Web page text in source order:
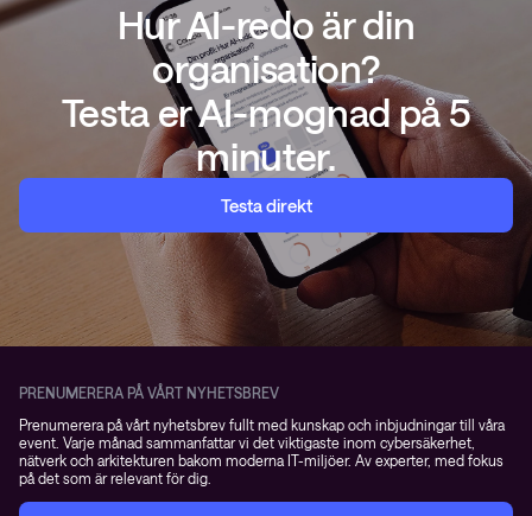
Hur AI-redo är din
organisation?
Testa er AI-mognad på 5
minuter.
Testa direkt
PRENUMERERA PÅ VÅRT NYHETSBREV
Prenumerera på vårt nyhetsbrev fullt med kunskap och inbjudningar till våra
event. Varje månad sammanfattar vi det viktigaste inom cybersäkerhet,
nätverk och arkitekturen bakom moderna IT-miljöer. Av experter, med fokus
på det som är relevant för dig.